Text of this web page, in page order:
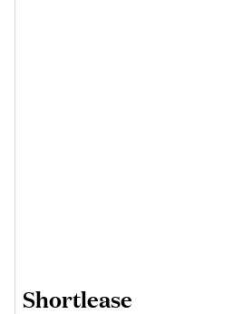
Shortlease